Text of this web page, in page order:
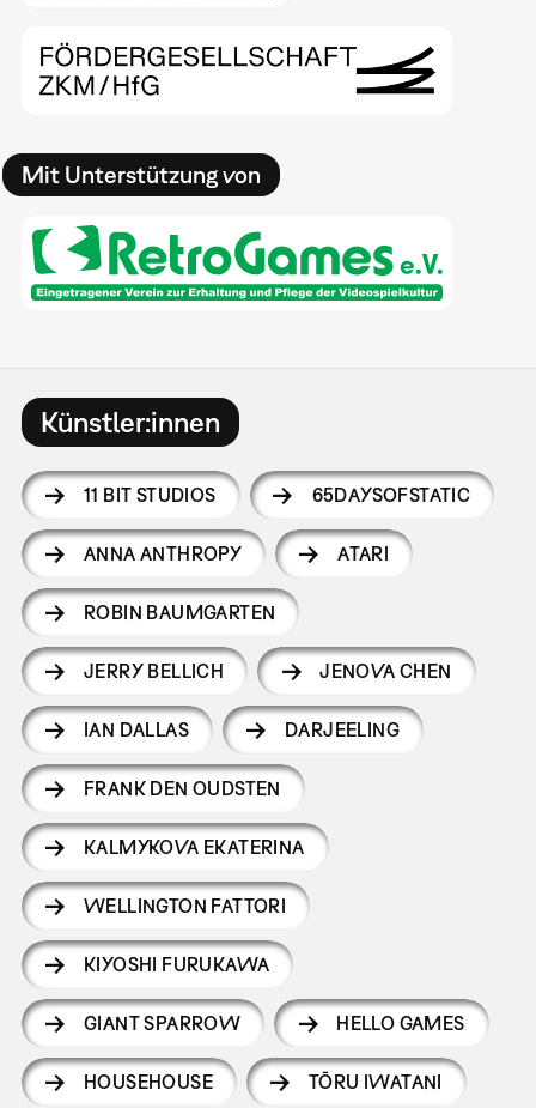
Mit Unterstützung von
Künstler:innen
11 BIT STUDIOS 65DAYSOFSTATIC
ANNA ANTHROPY ATARI
ROBIN BAUMGARTEN
JERRY BELLICH JENOVA CHEN
IAN DALLAS DARJEELING
FRANK DEN OUDSTEN
KALMYKOVA EKATERINA
WELLINGTON FATTORI
KIYOSHI FURUKAWA
GIANT SPARROW HELLO GAMES
HOUSEHOUSE TŌRU IWATANI